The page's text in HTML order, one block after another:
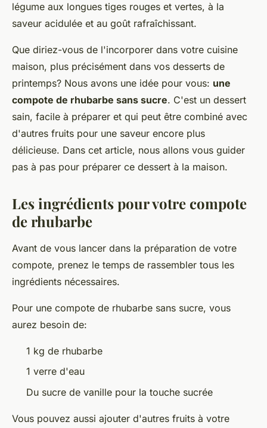
Agathe• 22 mai 2024• 5 min de lecture
légume aux longues tiges rouges et vertes, à la
saveur acidulée et au goût rafraîchissant.
Que diriez-vous de l'incorporer dans votre cuisine
maison, plus précisément dans vos desserts de
printemps? Nous avons une idée pour vous: une
compote de rhubarbe sans sucre. C'est un dessert
sain, facile à préparer et qui peut être combiné avec
d'autres fruits pour une saveur encore plus
délicieuse. Dans cet article, nous allons vous guider
pas à pas pour préparer ce dessert à la maison.
Les ingrédients pour votre compote
de rhubarbe
Avant de vous lancer dans la préparation de votre
compote, prenez le temps de rassembler tous les
ingrédients nécessaires.
Pour une compote de rhubarbe sans sucre, vous
aurez besoin de:
1 kg de rhubarbe
1 verre d'eau
Du sucre de vanille pour la touche sucrée
Vous pouvez aussi ajouter d'autres fruits à votre